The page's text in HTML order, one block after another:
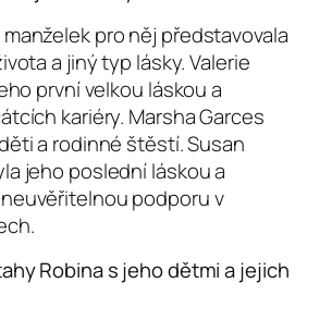
pro něj představovala
a jiný typ lásky. Valerie
první velkou láskou a
kariéry. Marsha Garces
a rodinné štěstí. Susan
jeho poslední láskou a
podporu v
Robina s jeho dětmi a jejich